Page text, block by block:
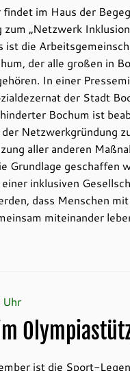
im Haus der
„Netzwerk
die
der alle großen in
In einer
der Stadt
Bochum ist
Netzwerkgründung
aller anderen
Grundlage geschaffen
inklusiven
dass Menschen
miteinander
ist die Sport-